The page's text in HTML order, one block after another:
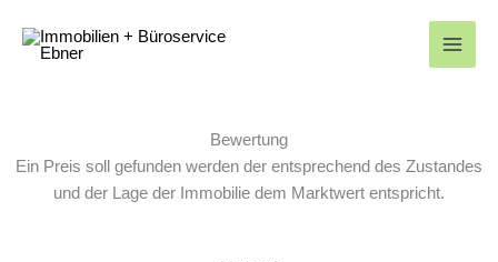
Inhalt
springen
Bewertung
Ein Preis soll gefunden werden der entsprechend des Zustandes
und der Lage der Immobilie dem Marktwert entspricht.